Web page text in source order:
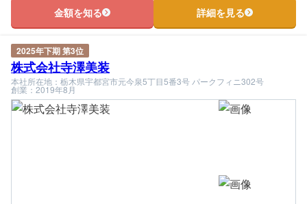
金額を知る 詳細を見る
2025年下期 第3位
株式会社寺澤美装
本社所在地：栃木県宇都宮市元今泉5丁目5番3号 パークフィニ302号
創業：2019年8月